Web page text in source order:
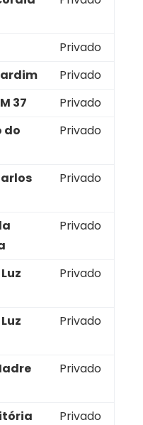
Privado
Privado
37
Privado
do
Privado
Privado
Privado
Privado
Privado
Privado
Privado